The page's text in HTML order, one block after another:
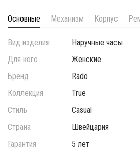
Основные Механизм Корпус
Вид изделия
Наручные часы
Для кого
Женские
Бренд
Rado
Коллекция
True
Стиль
Casual
Страна
Швейцария
Гарантия
5 лет